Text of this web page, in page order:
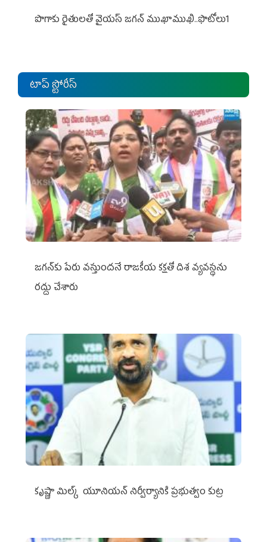
పొగాకు రైతుల‌తో వైయ‌స్ జ‌గ‌న్ ముఖాముఖి..ఫొటోలు1
టాప్ స్టోరీస్
జగన్‌కు పేరు వస్తుందనే రాజకీయ కక్షతో దిశ వ్య‌వ‌స్థ‌ను
రద్దు చేశారు
కృష్ణా మిల్క్‌ యూనియన్‌ నిర్వీర్యానికి ప్రభుత్వం కుట్ర